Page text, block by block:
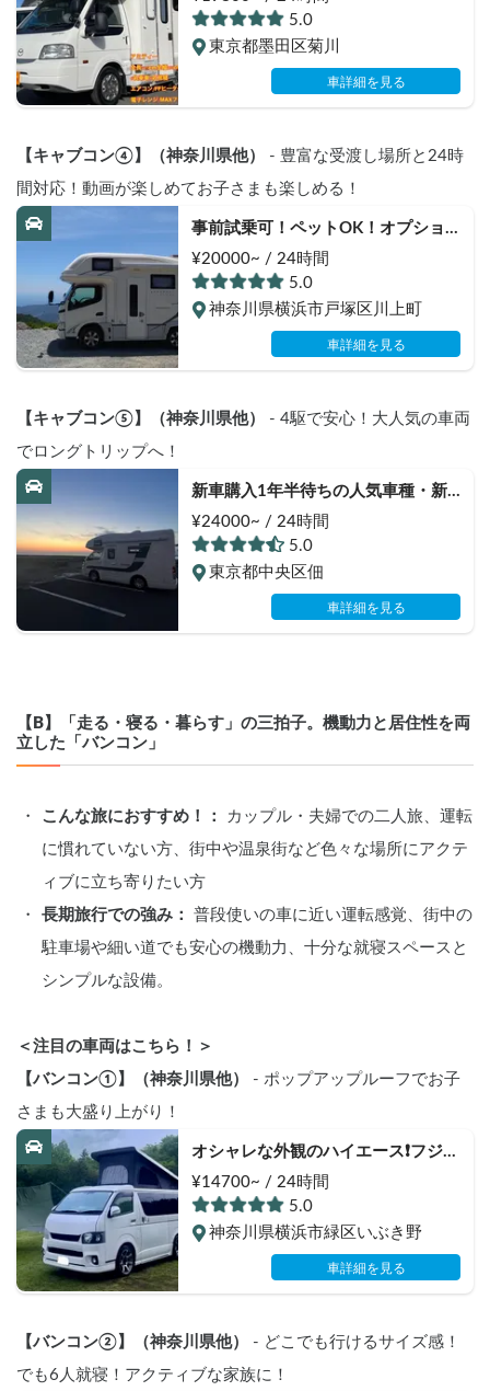
り/エアサス）家族やグループにお
すすめ！
5.0
東京都墨田区菊川
車詳細を見る
【キャブコン④】（神奈川県他）
- 豊富な受渡し場所と24時
間対応！動画が楽しめてお子さまも楽しめる！
事前試乗可！ペットOK！オプショ
ン充実！24時間貸出返却対応可能！
サニーサイド号で思い出作り！
¥20000~ / 24時間
5.0
神奈川県横浜市戸塚区川上町
車詳細を見る
【キャブコン⑤】（神奈川県他）
- 4駆で安心！大人気の車両
でロングトリップへ！
新車購入1年半待ちの人気車種・新
型★セレンゲティ525（4WD）★で
絶好のアウトドアシーズンを楽しも
う！
¥24000~ / 24時間
5.0
東京都中央区佃
車詳細を見る
【B】「走る・寝る・暮らす」の三拍子。機動力と居住性を両
立した「バンコン」
こんな旅におすすめ！：
カップル・夫婦での二人旅、運転
に慣れていない方、街中や温泉街など色々な場所にアクテ
ィブに立ち寄りたい方
長期旅行での強み：
普段使いの車に近い運転感覚、街中の
駐車場や細い道でも安心の機動力、十分な就寝スペースと
シンプルな設備。
＜注目の車両はこちら！＞
【バンコン①】（神奈川県他）
- ポップアップルーフでお子
さまも大盛り上がり！
オシャレな外観のハイエース❗️フジエ
ース | ペット大歓迎🐶標準サイズで
運転しやすい🛞ポップアップルーフ
でワクワク✨
¥14700~ / 24時間
5.0
神奈川県横浜市緑区いぶき野
車詳細を見る
【バンコン②】（神奈川県他）
- どこでも行けるサイズ感！
でも6人就寝！アクティブな家族に！